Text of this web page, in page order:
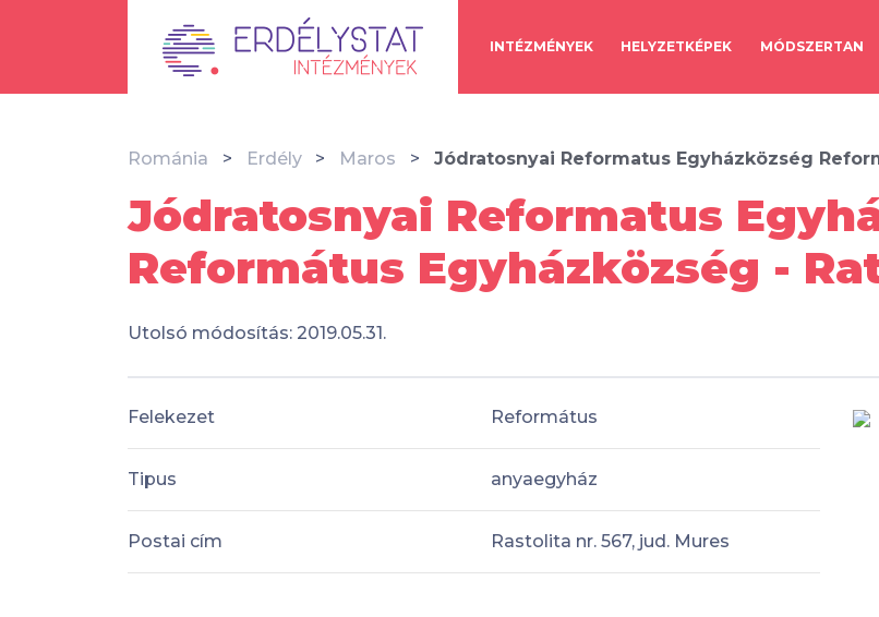
INTÉZMÉNYEK HELYZETKÉPEK MÓDSZERTAN
Románia Erdély Maros Jódratosnyai Reformatus Egyházközség
Jódratosnyai Reformatus
Református Egyházközség -
Utolsó módosítás: 2019.05.31.
Felekezet Református
Tipus anyaegyház
Postai cím Rastolita nr. 567, jud. Mures